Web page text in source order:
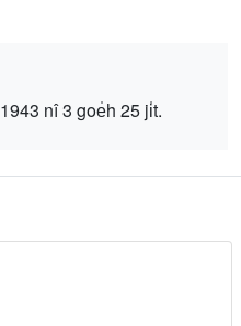
nî 3 goe̍h 25 ji̍t.